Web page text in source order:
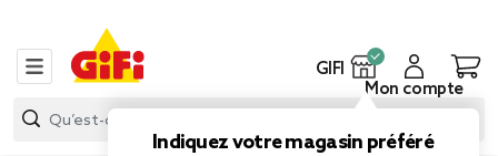
GIFI
Indiquez votre magasin préféré
Mon compte